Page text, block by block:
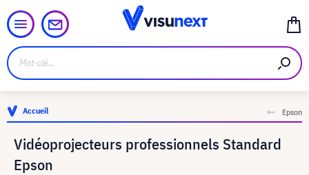
Accueil Epson
Vidéoprojecteurs professionnels Standard
Epson